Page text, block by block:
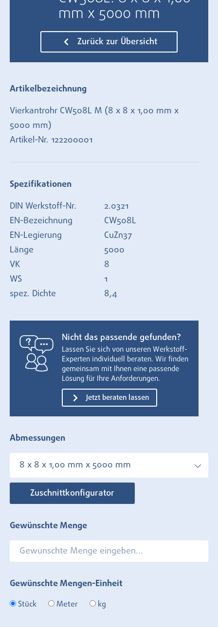
mm x 5000 mm
Zurück zur Übersicht
Artikelbezeichnung
Vierkantrohr CW508L M (8 x 8 x 1,00 mm x
5000 mm)
Artikel-Nr. 122200001
Spezifikationen
DIN Werkstoff-Nr.
2.0321
EN-Bezeichnung
CW508L
EN-Legierung
CuZn37
Länge
5000
VK
8
WS
1
spez. Dichte
8,4
Nicht das passende gefunden?
Lassen Sie sich von unseren Werkstoff-
Experten individuell beraten. Wir finden
gemeinsam mit Ihnen eine passende
Lösung für Ihre Anforderungen.
Jetzt beraten lassen
Abmessungen
8 x 8 x 1,00 mm x 5000 mm
Zuschnittkonfigurator
Gewünschte Menge
Gewünschte Mengen-Einheit
Stück Meter kg